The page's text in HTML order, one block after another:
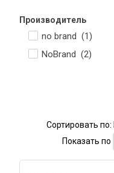
Производитель
no brand (1)
NoBrand (2)
Сортировать по:
Показать по